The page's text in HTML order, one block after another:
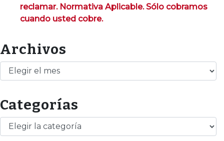
reclamar. Normativa Aplicable. Sólo cobramos
cuando usted cobre.
Archivos
Archivos
Categorías
Categorías